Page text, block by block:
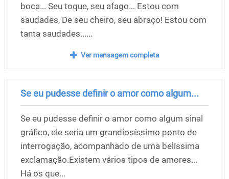
boca... Seu toque, seu afago... Estou com
saudades, De seu cheiro, seu abraço! Estou com
tanta saudades......
Ver mensagem completa
Se eu pudesse definir o amor como algum...
Se eu pudesse definir o amor como algum sinal
gráfico, ele seria um grandiosíssimo ponto de
interrogação, acompanhado de uma belíssima
exclamação.Existem vários tipos de amores...
Há os que...